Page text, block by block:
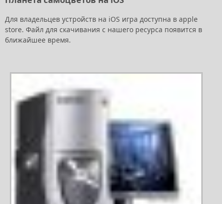
Для владельцев устройств на iOS игра доступна в apple
store. Файл для скачивания с нашего ресурса появится в
ближайшее время.